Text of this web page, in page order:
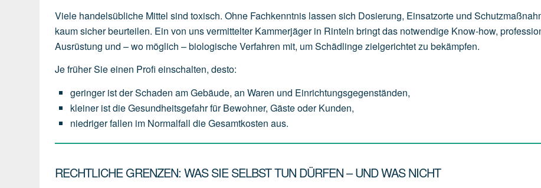
Viele handelsübliche Mittel sind toxisch. Ohne Fachkenntnis lassen sich Dosierung, Einsatzorte und
kaum sicher beurteilen. Ein von uns vermittelter Kammerjäger in Rinteln bringt das notwendige Know-how,
Ausrüstung und – wo möglich – biologische Verfahren mit, um Schädlinge zielgerichtet zu bekämpfen.
Je früher Sie einen Profi einschalten, desto:
geringer istderSchaden amGebäude, an Waren und Einrichtungsgegenständen,
kleiner istdieGesundheitsgefahrfür Bewohner, Gästeoder Kunden,
niedrigerfallen im Normalfall dieGesamtkosten aus.
RECHTLICHE GRENZEN: WAS SIE SELBST TUN DÜRFEN – UND WAS NICHT